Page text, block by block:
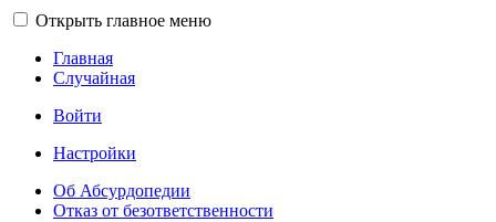
Открыть главное меню
Главная
Случайная
Войти
Настройки
Об Абсурдопедии
Отказ от безответственности